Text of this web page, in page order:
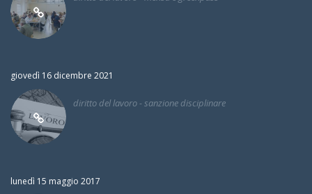
giovedì 16 dicembre 2021
diritto del lavoro - sanzione disciplinare
lunedì 15 maggio 2017